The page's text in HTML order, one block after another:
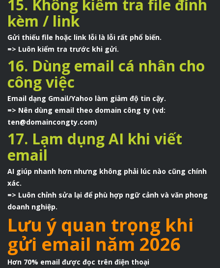
15. Không kiểm tra file đính
kèm / link
Gửi thiếu file hoặc link lỗi là lỗi rất phổ biến.
=> Luôn kiểm tra trước khi gửi.
16. Dùng email cá nhân cho
công việc
Email dạng Gmail/Yahoo làm giảm độ tin cậy.
=> Nên dùng email theo domain công ty (vd:
ten@domaincongty.com)
17. Lạm dụng AI khi viết
email
AI giúp nhanh hơn nhưng không phải lúc nào cũng chính
xác.
=> Luôn chỉnh sửa lại để phù hợp ngữ cảnh và văn phong
doanh nghiệp.
Lưu ý quan trọng khi
gửi email năm 2026
Hơn 70% email được đọc trên điện thoại